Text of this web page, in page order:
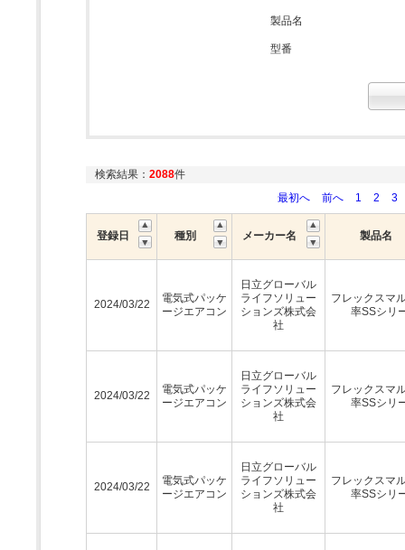
製品名
型番
検索結果： 2088件
最初へ
前へ 1 2 3
登録日 種別 メーカー名 製品名
2024/03/22
電気式パッケ
ージエアコン
日立グローバル
ライフソリュー
ションズ株式会
社
フレックスマ
率SSシリ
2024/03/22
電気式パッケ
ージエアコン
日立グローバル
ライフソリュー
ションズ株式会
社
フレックスマ
率SSシリ
2024/03/22
電気式パッケ
ージエアコン
日立グローバル
ライフソリュー
ションズ株式会
社
フレックスマ
率SSシリ